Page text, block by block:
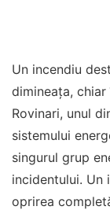
Un incendiu
dimineața,
Rovinari, unul
sistemului
singurul grup
incidentului. Un
oprirea